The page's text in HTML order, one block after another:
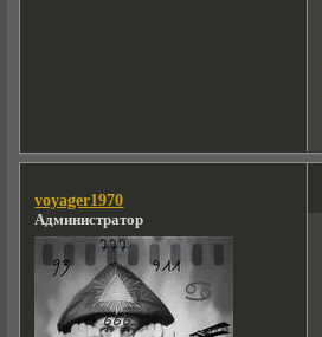
voyager1970
Администратор